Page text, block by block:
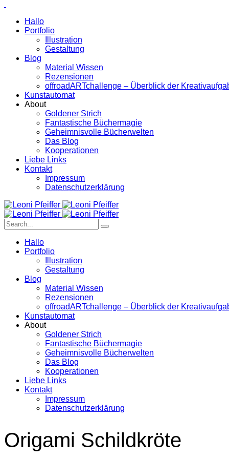
Hallo
Portfolio
Illustration
Gestaltung
Blog
Material Wissen
Rezensionen
offroadARTchallenge – Überblick der
Kunstautomat
About
Goldener Strich
Fantastische Büchermagie
Geheimnisvolle Bücherwelten
Das Blog
Kooperationen
Liebe Links
Kontakt
Impressum
Datenschutzerklärung
Hallo
Portfolio
Illustration
Gestaltung
Blog
Material Wissen
Rezensionen
offroadARTchallenge – Überblick der
Kunstautomat
About
Goldener Strich
Fantastische Büchermagie
Geheimnisvolle Bücherwelten
Das Blog
Kooperationen
Liebe Links
Kontakt
Impressum
Datenschutzerklärung
Origami Schildkröte